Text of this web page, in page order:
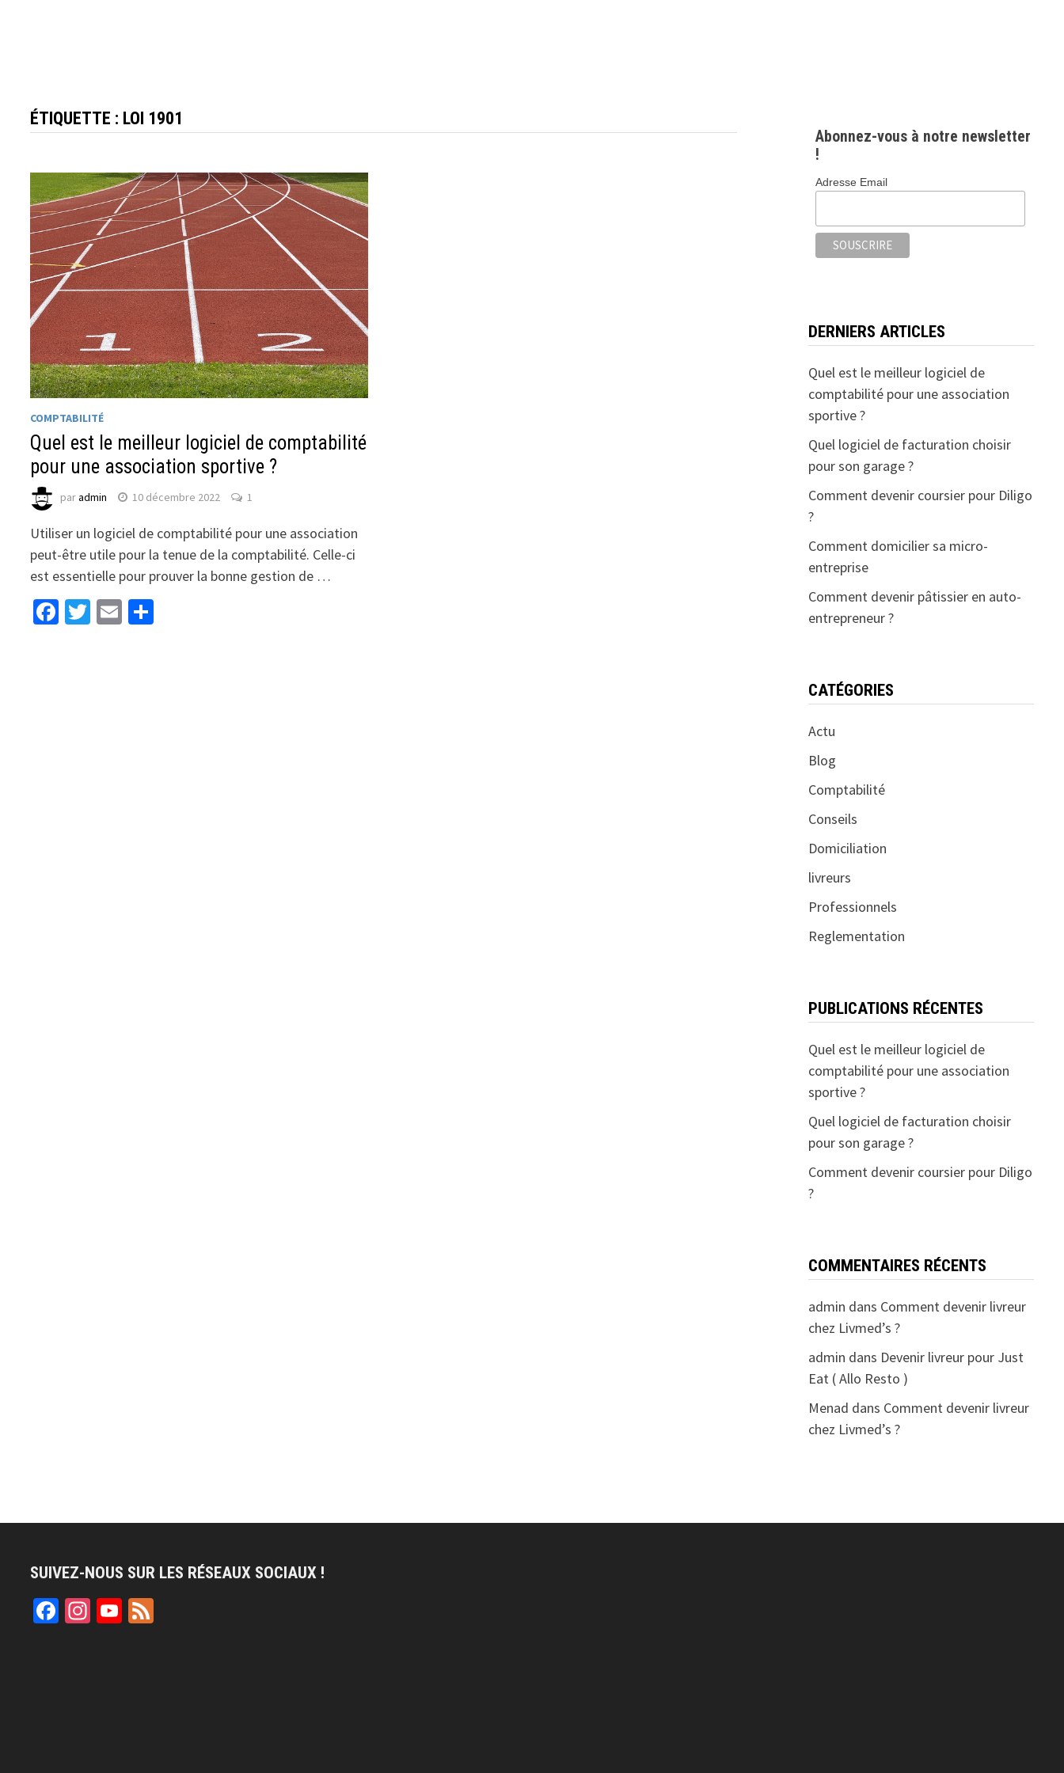
ÉTIQUETTE : LOI 1901
COMPTABILITÉ
Quel est le meilleur logiciel de comptabilité
pour une association sportive ?
paradmin 10 décembre 2022 1
Utiliser un logiciel de comptabilité pour une association
peut-être utile pour la tenue de la comptabilité. Celle-ci
est essentielle pour prouver la bonne gestion de …
Facebook
Twitter
Email
Abonnez-vous à notre newsletter
!
Adresse Email
DERNIERS ARTICLES
Quel est le meilleur logiciel de
comptabilité pour une association
sportive ?
Quel logiciel de facturation choisir
pour son garage ?
Comment devenir coursier pour Diligo
?
Comment domicilier sa micro-
entreprise
Comment devenir pâtissier en auto-
entrepreneur ?
CATÉGORIES
Actu
Blog
Comptabilité
Conseils
Domiciliation
livreurs
Professionnels
Reglementation
PUBLICATIONS RÉCENTES
Quel est le meilleur logiciel de
comptabilité pour une association
sportive ?
Quel logiciel de facturation choisir
pour son garage ?
Comment devenir coursier pour Diligo
?
COMMENTAIRES RÉCENTS
admin dans Comment devenir livreur
chez Livmed’s ?
admin dans Devenir livreur pour Just
Eat ( Allo Resto )
Menad dans Comment devenir livreur
chez Livmed’s ?
SUIVEZ-NOUS SUR LES RÉSEAUX SOCIAUX !
Facebook
Instagram
YouTube